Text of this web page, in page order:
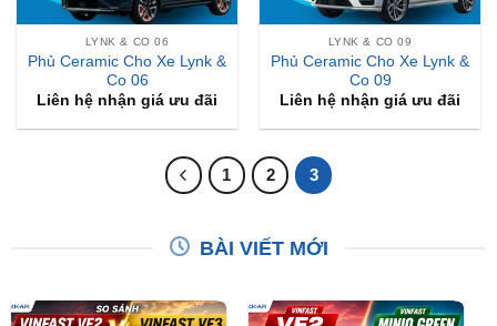
LYNK & CO 06
Phủ Ceramic Cho Xe Lynk &
Co 06
Liên hệ nhận giá ưu đãi
LYNK & CO 09
Phủ Ceramic Cho Xe Lynk &
Co 09
Liên hệ nhận giá ưu đãi
1 2 3
BÀI VIẾT MỚI